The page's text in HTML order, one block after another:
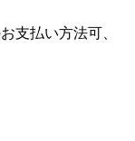
支払い方法可、